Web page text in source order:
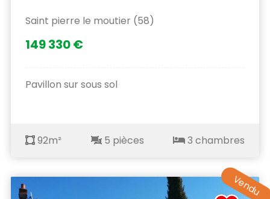
Saint pierre le moutier (58)
149 330 €
Pavillon sur sous sol
92m² 5 pièces 3 chambres
Vendu